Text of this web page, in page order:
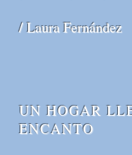
/ Laura Fernández
UN HOGAR
ENCANTO